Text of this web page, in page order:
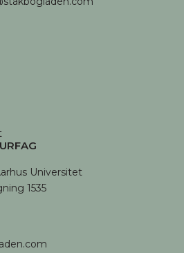
Universitet
1535